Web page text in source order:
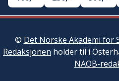
© Det Norske Akademi for
Redaksjonen holder til i
NAOB-